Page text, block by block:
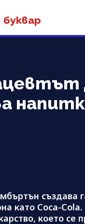
създава
като Coca-Cola.
което се